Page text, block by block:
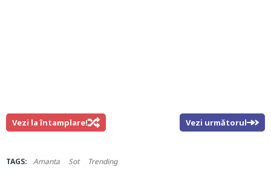
Vezi la întamplare! Vezi următorul
TAGS: Amanta Sot Trending